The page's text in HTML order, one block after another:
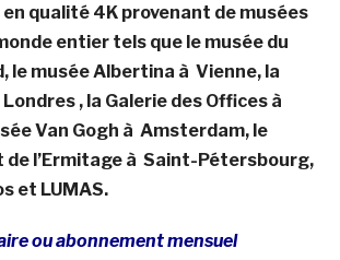
qualité 4K provenant de musées
entier tels que le musée du
le musée Albertina à Vienne, la
, la Galerie des Offices à
Van Gogh à Amsterdam, le
de l’Ermitage à Saint-Pétersbourg,
et LUMAS.
ou abonnement mensuel